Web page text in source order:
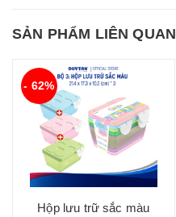
SẢN PHẨM LIÊN QUAN
- 62%
Hộp lưu trữ sắc màu